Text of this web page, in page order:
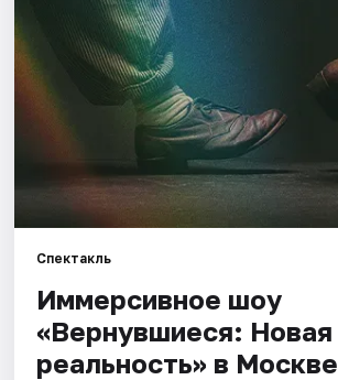
Рейтинги
Спектакль
Иммерсивное шоу
«Вернувшиеся: Новая
реальность» в Москве